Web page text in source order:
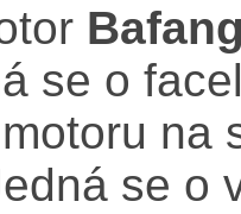
se o
na
se o